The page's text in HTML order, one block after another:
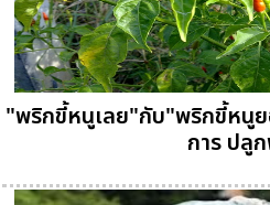
"พริกขี้หนูเลย"กับ"พริกขี้หนู
การ ปลู